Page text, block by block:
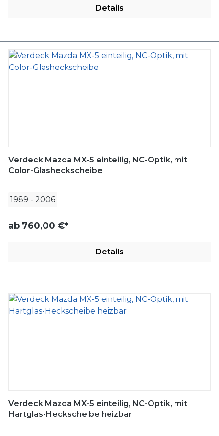
Details
Verdeck Mazda MX-5 einteilig, NC-Optik, mit
Color-Glasheckscheibe
1989 - 2006
ab 760,00 €*
Details
Verdeck Mazda MX-5 einteilig, NC-Optik, mit
Hartglas-Heckscheibe heizbar